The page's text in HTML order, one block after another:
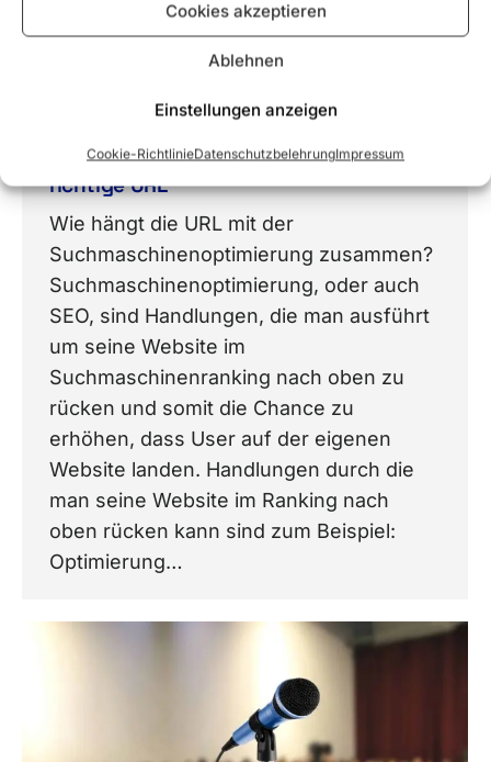
Cookies akzeptieren
Ablehnen
Einstellungen anzeigen
Cookie-RichtlinieDatenschutzbelehrungImpressum
Suchmaschinenoptimierung durch die
richtige URL
Wie hängt die URL mit der
Suchmaschinenoptimierung zusammen?
Suchmaschinenoptimierung, oder auch
SEO, sind Handlungen, die man ausführt
um seine Website im
Suchmaschinenranking nach oben zu
rücken und somit die Chance zu
erhöhen, dass User auf der eigenen
Website landen. Handlungen durch die
man seine Website im Ranking nach
oben rücken kann sind zum Beispiel:
Optimierung…